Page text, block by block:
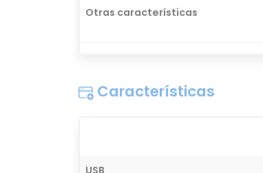
Otras características
Características